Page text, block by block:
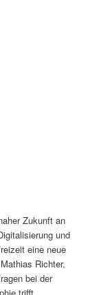
Zukunft an
und
eine neue
Richter,
bei der